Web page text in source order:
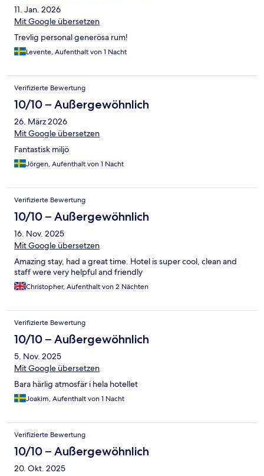
11. Jan. 2026
Mit Google übersetzen
Trevlig personal generösa rum!
Levente, Aufenthalt von 1 Nacht
Verifizierte Bewertung
10/10 – Außergewöhnlich
26. März 2026
Mit Google übersetzen
Fantastisk miljö
Jörgen, Aufenthalt von 1 Nacht
Verifizierte Bewertung
10/10 – Außergewöhnlich
16. Nov. 2025
Mit Google übersetzen
Amazing stay, had a great time. Hotel is super cool, clean and
staff were very helpful and friendly
Christopher, Aufenthalt von 2 Nächten
Verifizierte Bewertung
10/10 – Außergewöhnlich
5. Nov. 2025
Mit Google übersetzen
Bara härlig atmosfär i hela hotellet
Joakim, Aufenthalt von 1 Nacht
Verifizierte Bewertung
10/10 – Außergewöhnlich
20. Okt. 2025